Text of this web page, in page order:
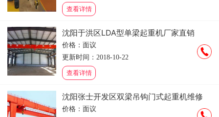
查看详情
沈阳于洪区LDA型单梁起重机厂家直销
价格：面议
更新时间：2018-10-22
查看详情
沈阳张士开发区双梁吊钩门式起重机维修
价格：面议